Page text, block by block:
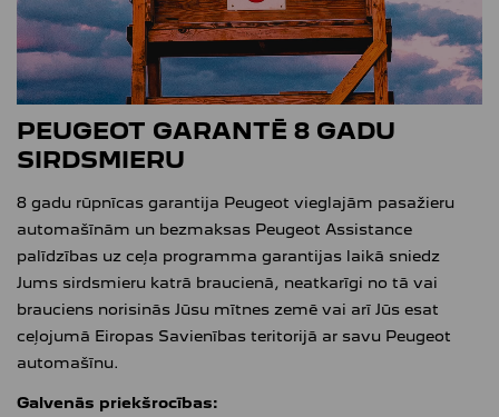
PEUGEOT GARANTĒ 8 GADU
SIRDSMIERU
8 gadu rūpnīcas garantija Peugeot vieglajām pasažieru
automašīnām un bezmaksas Peugeot Assistance
palīdzības uz ceļa programma garantijas laikā sniedz
Jums sirdsmieru katrā braucienā, neatkarīgi no tā vai
brauciens norisinās Jūsu mītnes zemē vai arī Jūs esat
ceļojumā Eiropas Savienības teritorijā ar savu Peugeot
automašīnu.
Galvenās priekšrocības: